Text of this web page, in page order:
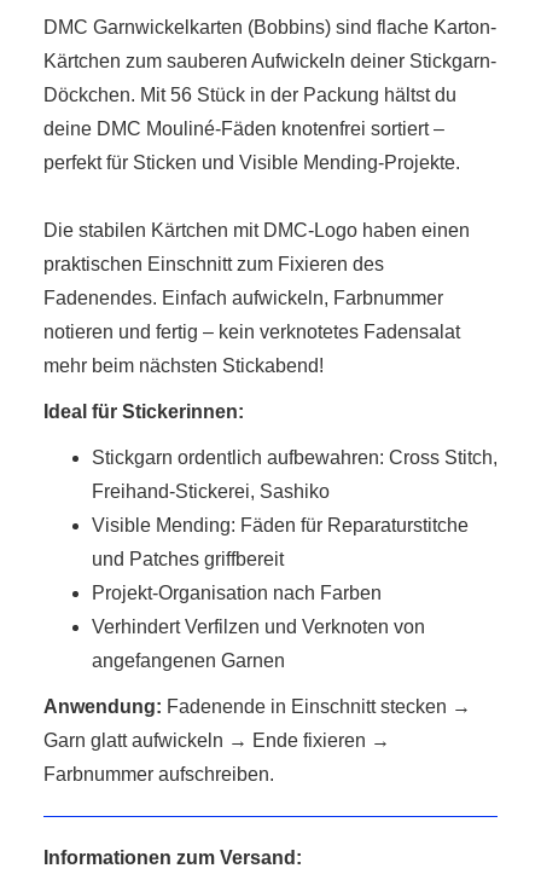
DMC Garnwickelkarten (Bobbins) sind flache Karton-
Kärtchen zum sauberen Aufwickeln deiner Stickgarn-
Döckchen. Mit 56 Stück in der Packung hältst du
deine DMC Mouliné-Fäden knotenfrei sortiert –
perfekt für Sticken und Visible Mending-Projekte.
Die stabilen Kärtchen mit DMC-Logo haben einen
praktischen Einschnitt zum Fixieren des
Fadenendes. Einfach aufwickeln, Farbnummer
notieren und fertig – kein verknotetes Fadensalat
mehr beim nächsten Stickabend!
Ideal für Stickerinnen:
Stickgarn ordentlich aufbewahren: Cross Stitch,
Freihand-Stickerei, Sashiko
Visible Mending: Fäden für Reparaturstitche
und Patches griffbereit
Projekt-Organisation nach Farben
Verhindert Verfilzen und Verknoten von
angefangenen Garnen
Anwendung: Fadenende in Einschnitt stecken →
Garn glatt aufwickeln → Ende fixieren →
Farbnummer aufschreiben.
Informationen zum Versand: